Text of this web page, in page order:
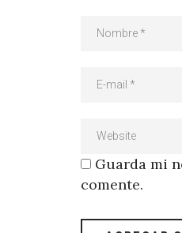
Guarda mi
comente.